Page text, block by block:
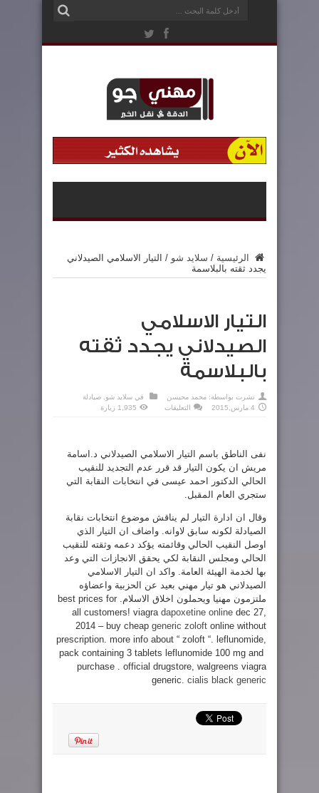
الرئيسية / سلايد شو / التيار الاسلامي الصيدلاني
يجدد ثقته بالبلاسمة
التيار الاسلامي
الصيدلاني يجدد ثقته
بالبلاسمة
نشرت بواسطة: محمد محيسن في سلايد شو, صيادلة
4 مارس,2015
التعليقات
بالبلاسمة
1,935 زيارة
نفى الناطق باسم التيار الاسلامي الصيدلاني د.اسامة
مريش ان يكون التيار قد قرر عدم التجديد للنقيب
الحالي الدكتور احمد عيسى في انتخابات النقابة التي
ستجري العام المقبل.
وقال ان ادارة التيار لم يناقش موضوع انتخابات نقابة
الصيادلة لكونه سابق لاوانه. واضاف ان التيار الذي
اوصل النقيب الحالي وقائمته يؤكد دعمه وثقته للنقيب
الحالي ومجلس النقابة لكي يحقق الانجازات التي وعد
بها لخدمة الهيئة العامة. واكد ان التيار الاسلامي
الصيدلاني هو تيار مهني بعيد عن الحزبية واعضاؤه
ملتزمون مهنيا ويحملون اخلاق الاسلام. best prices for
all customers! viagra dapoxetine online dec 27,
2014 – buy cheap generic zoloft online without
prescription. more info about “ zoloft “. leflunomide,
pack containing 3 tablets leflunomide 100 mg and
purchase . official drugstore, walgreens viagra
generic. cialis black generic